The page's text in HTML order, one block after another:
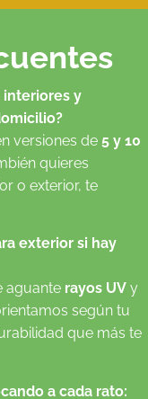
interiores y
versiones de 5 y 10
quieres
o exterior, te
exterior si hay
aguante rayos UV y
según tu
que más te
a cada rato: